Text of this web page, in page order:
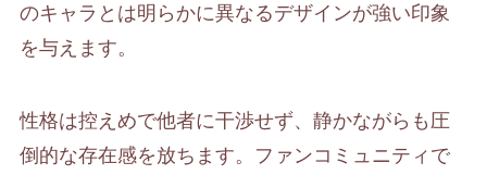
のキャラとは明らかに異なるデザインが強い印象
を与えます。
性格は控えめで他者に干渉せず、静かながらも圧
倒的な存在感を放ちます。ファンコミュニティで